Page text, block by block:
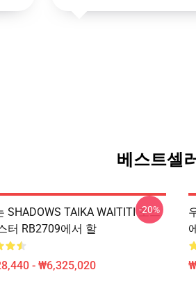
베스트셀
SHADOWS TAIKA WAITITI 포스
터 RB2709에서 할
- ₩6,325,020
-20%